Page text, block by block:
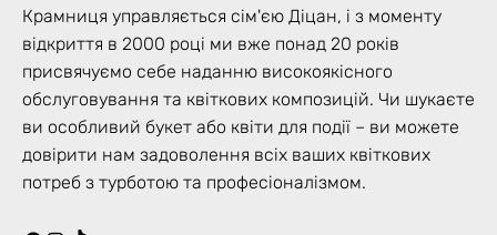
Крамниця управляється сім'єю Діцан, і з моменту
відкриття в 2000 році ми вже понад 20 років
присвячуємо себе наданню високоякісного
обслуговування та квіткових композицій. Чи шукаєте
ви особливий букет або квіти для події – ви можете
довірити нам задоволення всіх ваших квіткових
потреб з турботою та професіоналізмом.